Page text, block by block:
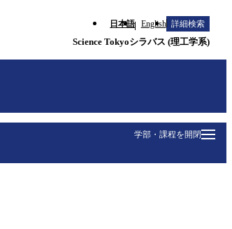
日本語 English 詳細検索
Science Tokyoシラバス (理工学系)
学部・課程を開閉